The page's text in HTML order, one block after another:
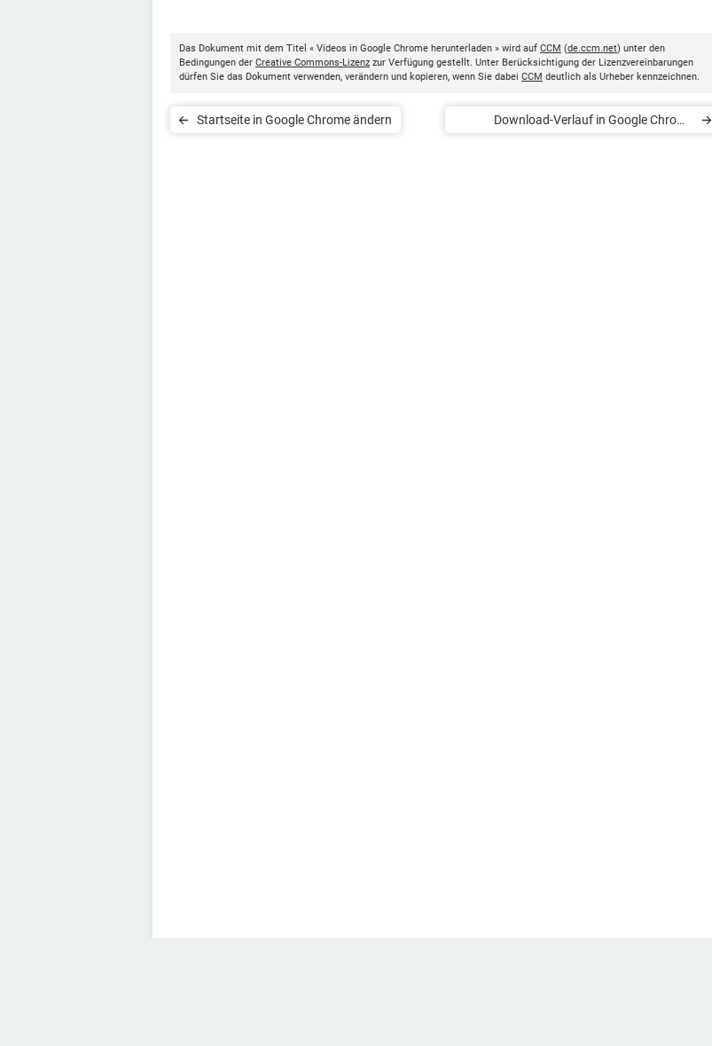
Das Dokument mit dem Titel « Videos in Google Chrome herunterladen » wird auf CCM (de.ccm.net) unter den
Bedingungen der Creative Commons-Lizenz zur Verfügung gestellt. Unter Berücksichtigung der Lizenzvereinbarungen
dürfen Sie das Dokument verwenden, verändern und kopieren, wenn Sie dabei CCM deutlich als Urheber kennzeichnen.
Startseite in Google Chrome ändern
Download-Verlauf in Google Chrome